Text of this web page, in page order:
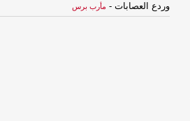
وردع العصابات - مأرب برس